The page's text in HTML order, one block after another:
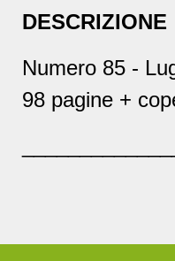
DESCRIZIONE
Numero 85 -
98 pagine +